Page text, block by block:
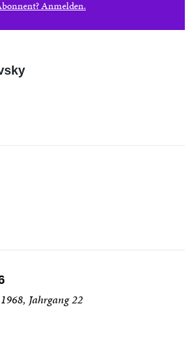
Anmelden.
Jahrgang 22